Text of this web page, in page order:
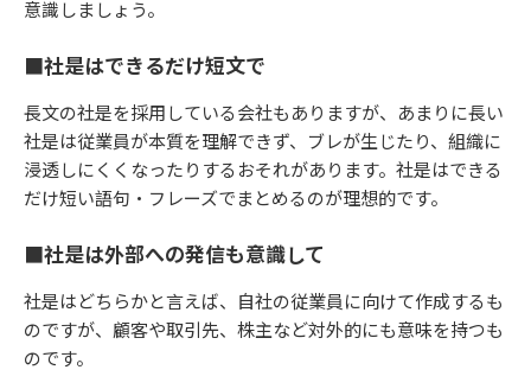
意識しましょう。
■社是はできるだけ短文で
長文の社是を採用している会社もありますが、あまりに長い
社是は従業員が本質を理解できず、ブレが生じたり、組織に
浸透しにくくなったりするおそれがあります。社是はできる
だけ短い語句・フレーズでまとめるのが理想的です。
■社是は外部への発信も意識して
社是はどちらかと言えば、自社の従業員に向けて作成するも
のですが、顧客や取引先、株主など対外的にも意味を持つも
のです。